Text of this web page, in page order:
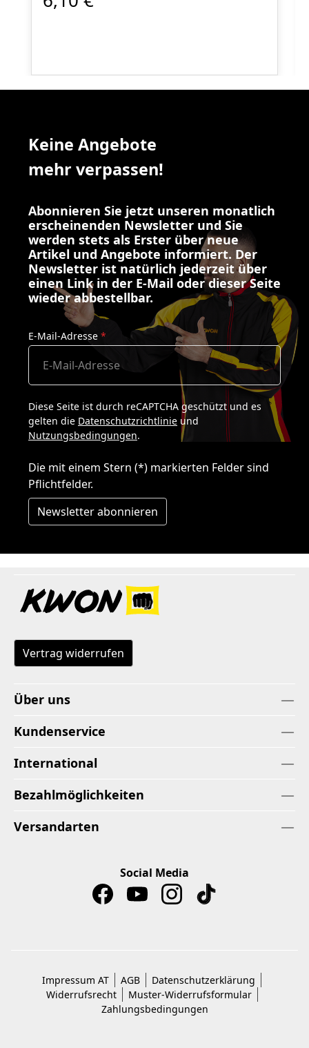
Keine Angebote
mehr verpassen!
Abonnieren Sie jetzt unseren monatlich
erscheinenden Newsletter und Sie
werden stets als Erster über neue
Artikel und Angebote informiert. Der
Newsletter ist natürlich jederzeit über
einen Link in der E-Mail oder dieser Seite
wieder abbestellbar.
E-Mail-Adresse *
Diese Seite ist durch reCAPTCHA geschützt und es
gelten die Datenschutzrichtlinie und
Nutzungsbedingungen.
Die mit einem Stern (*) markierten Felder sind
Pflichtfelder.
Newsletter abonnieren
Vertrag widerrufen
Über uns
Kundenservice
International
Bezahlmöglichkeiten
Versandarten
Social Media
Impressum AT AGB
Datenschutzerklärung
Widerrufsrecht
Muster-Widerrufsformular
Zahlungsbedingungen